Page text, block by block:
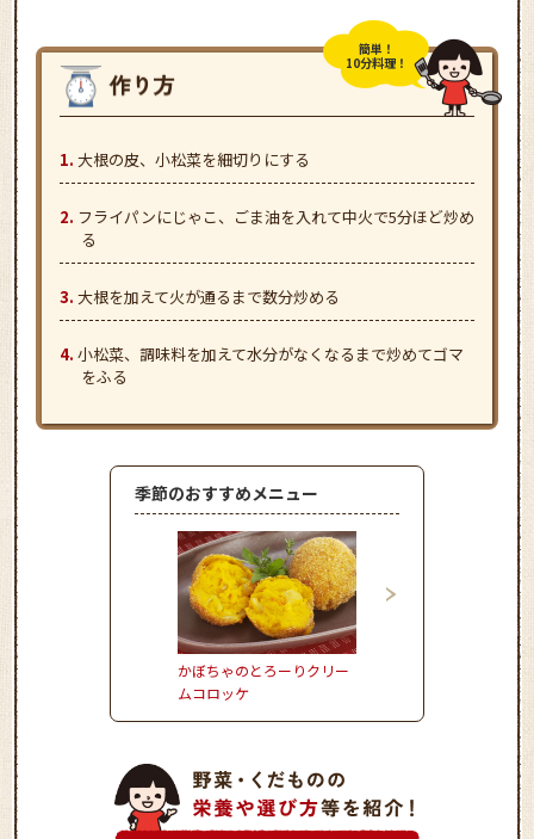
簡単！
10分料理！
大根の皮、小松菜を細切りにする
フライパンにじゃこ、ごま油を入れて中火で5分ほど炒め
る
大根を加えて火が通るまで数分炒める
小松菜、調味料を加えて水分がなくなるまで炒めてゴマ
をふる
季節のおすすめメニュー
かぼちゃのとろーりクリー
ムコロッケ
とうもろこしとハムの